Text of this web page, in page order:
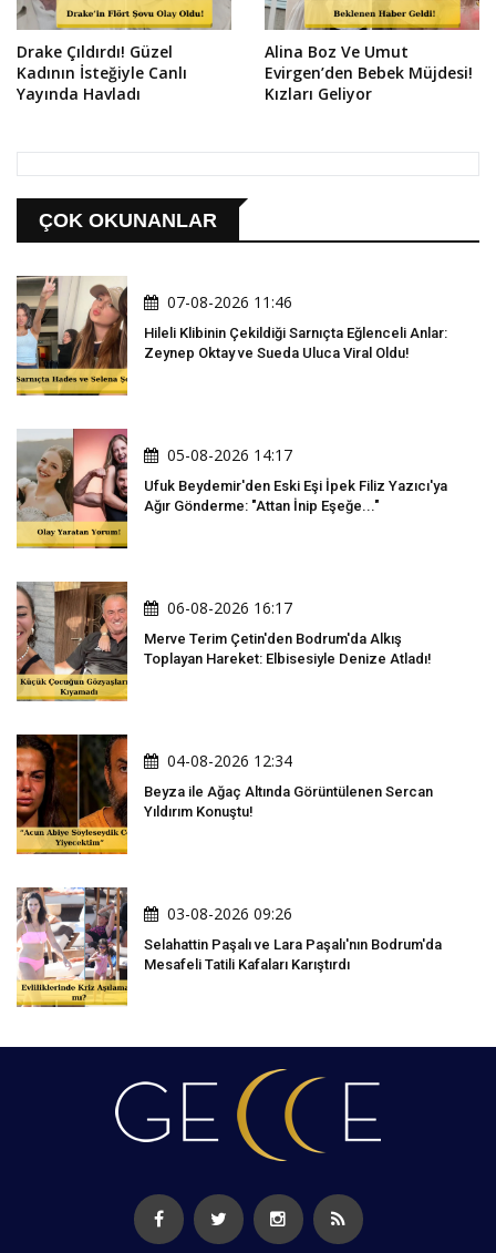
Drake Çıldırdı! Güzel
Kadının İsteğiyle Canlı
Yayında Havladı
Alina Boz Ve Umut
Evirgen’den Bebek Müjdesi!
Kızları Geliyor
ÇOK OKUNANLAR
07-08-2026 11:46
Hileli Klibinin Çekildiği Sarnıçta Eğlenceli Anlar:
Zeynep Oktay ve Sueda Uluca Viral Oldu!
05-08-2026 14:17
Ufuk Beydemir'den Eski Eşi İpek Filiz Yazıcı'ya
Ağır Gönderme: "Attan İnip Eşeğe..."
06-08-2026 16:17
Merve Terim Çetin'den Bodrum'da Alkış
Toplayan Hareket: Elbisesiyle Denize Atladı!
04-08-2026 12:34
Beyza ile Ağaç Altında Görüntülenen Sercan
Yıldırım Konuştu!
03-08-2026 09:26
Selahattin Paşalı ve Lara Paşalı'nın Bodrum'da
Mesafeli Tatili Kafaları Karıştırdı